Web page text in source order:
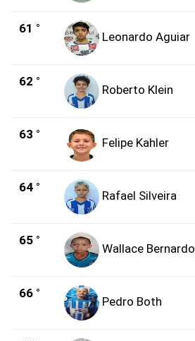
61 °
Leonardo Aguiar
62 °
Roberto Klein
63 °
Felipe Kahler
64 °
Rafael Silveira
65 °
Wallace Bernardo
66 °
Pedro Both